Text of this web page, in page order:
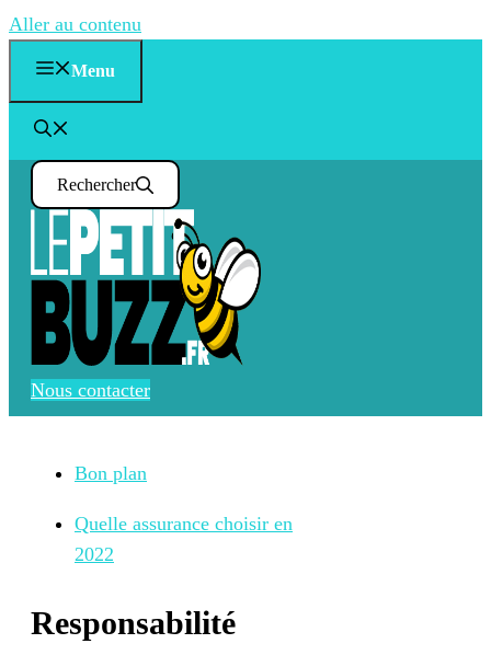
Aller au contenu
Menu
Rechercher
Nous contacter
Bon plan
Quelle assurance choisir en
2022
Responsabilité